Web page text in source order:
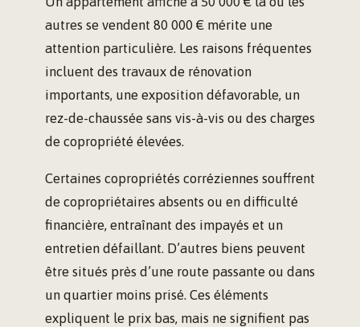
autres se vendent 80 000 € mérite une
attention particulière. Les raisons fréquentes
incluent des travaux de rénovation
importants, une exposition défavorable, un
rez-de-chaussée sans vis-à-vis ou des charges
de copropriété élevées.
Certaines copropriétés corréziennes souffrent
de copropriétaires absents ou en difficulté
financière, entraînant des impayés et un
entretien défaillant. D’autres biens peuvent
être situés près d’une route passante ou dans
un quartier moins prisé. Ces éléments
expliquent le prix bas, mais ne signifient pas